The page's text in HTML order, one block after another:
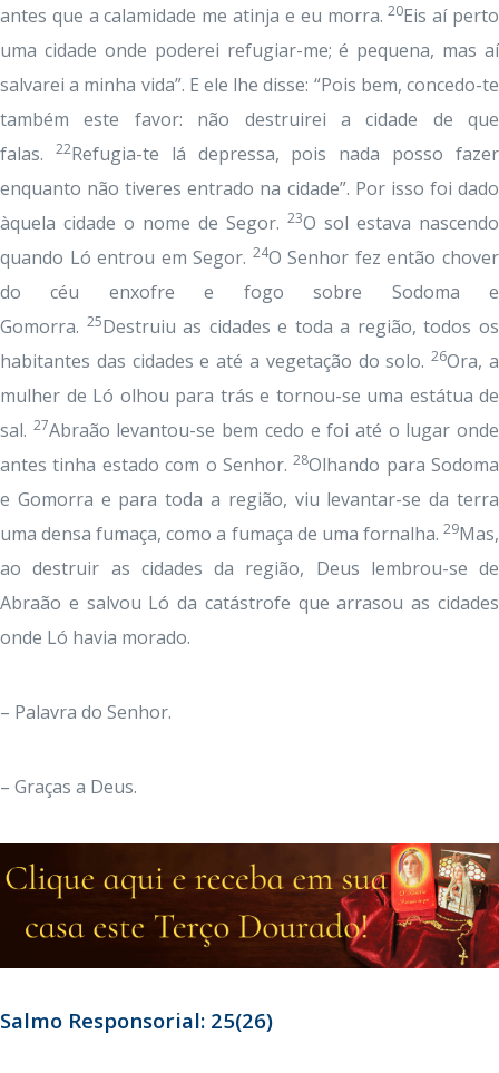
antes que a calamidade me atinja e eu morra.20Eis aí perto
uma cidade onde poderei refugiar-me; é pequena, mas aí
salvarei a minha vida”. E ele lhe disse: “Pois bem, concedo-te
também este favor: não destruirei a cidade de que
falas.
22Refugia-te lá depressa, pois nada posso fazer
enquanto não tiveres entrado na cidade”. Por isso foi dado
àquela cidade o nome de Segor. 23O sol estava nascendo
quando Ló entrou em Segor. 24O Senhor fez então chover
do céu enxofre e fogo sobre Sodoma e
Gomorra. 25Destruiu as cidades e toda a região, todos os
habitantes das cidades e até a vegetação do solo.26Ora, a
mulher de Ló olhou para trás e tornou-se uma estátua de
sal. 27Abraão levantou-se bem cedo e foi até o lugar onde
antes tinha estado com o Senhor.28Olhando para Sodoma
e Gomorra e para toda a região, viu levantar-se da terra
uma densa fumaça, como a fumaça de uma fornalha. 29Mas,
ao destruir as cidades da região, Deus lembrou-se de
Abraão e salvou Ló da catástrofe que arrasou as cidades
onde Ló havia morado.
– Palavra do Senhor.
– Graças a Deus.
Salmo Responsorial: 25(26)